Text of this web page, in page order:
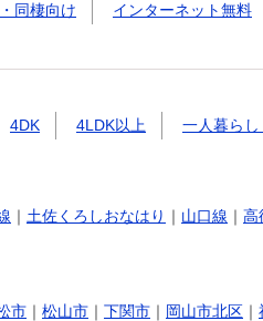
同棲向け インターネット無料
4DK 4LDK以上 一人暮らし
｜ 土佐くろしおなはり ｜ 山口線 ｜ 高
市 ｜ 松山市 ｜ 下関市 ｜ 岡山市北区 ｜